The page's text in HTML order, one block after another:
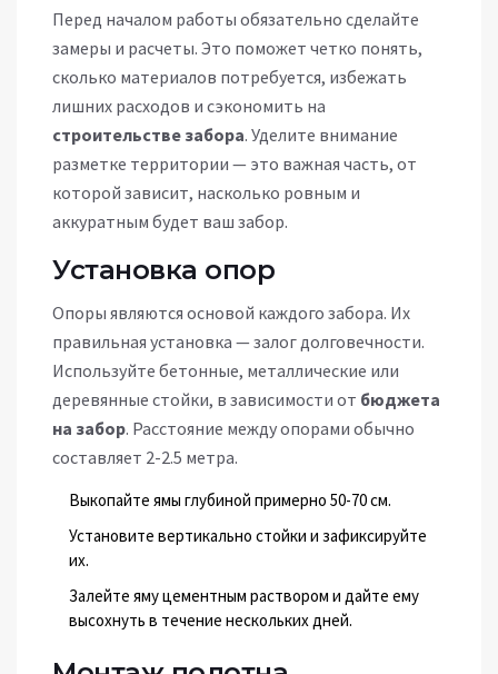
Перед началом работы обязательно сделайте
замеры и расчеты. Это поможет четко понять,
сколько материалов потребуется, избежать
лишних расходов и сэкономить на
строительстве забора. Уделите внимание
разметке территории — это важная часть, от
которой зависит, насколько ровным и
аккуратным будет ваш забор.
Установка опор
Опоры являются основой каждого забора. Их
правильная установка — залог долговечности.
Используйте бетонные, металлические или
деревянные стойки, в зависимости от бюджета
на забор. Расстояние между опорами обычно
составляет 2-2.5 метра.
Выкопайте ямы глубиной примерно 50-70 см.
Установите вертикально стойки и зафиксируйте
их.
Залейте яму цементным раствором и дайте ему
высохнуть в течение нескольких дней.